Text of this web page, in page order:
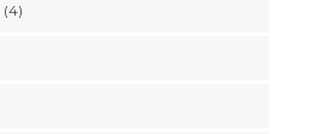
(4)